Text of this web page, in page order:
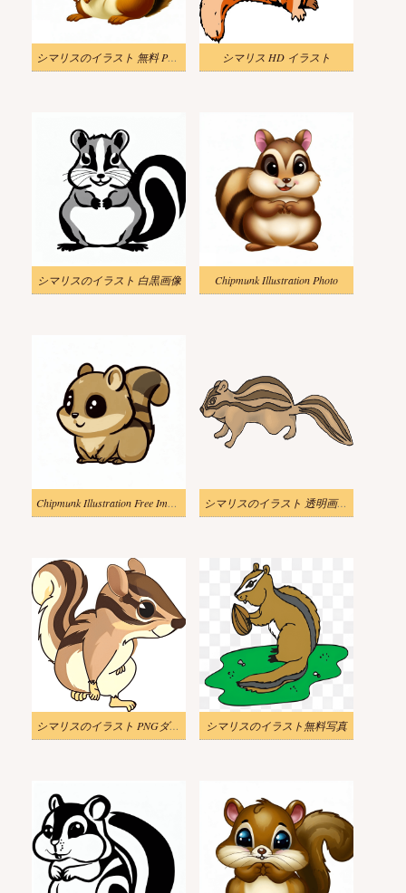
シマリスのイラスト 無料 PNG 画像 シマリス HD イラスト
シマリスのイラスト 白黒画像 Chipmunk Illustration Photo
Chipmunk Illustration Free Image シマリスのイラスト 透明画像 3
シマリスのイラスト PNGダウンロード シマリスのイラスト無料写真